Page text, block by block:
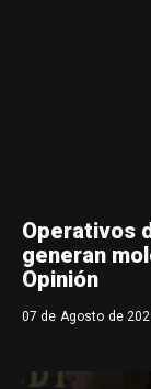
Operativos
generan
Opinión
07 de Agosto de